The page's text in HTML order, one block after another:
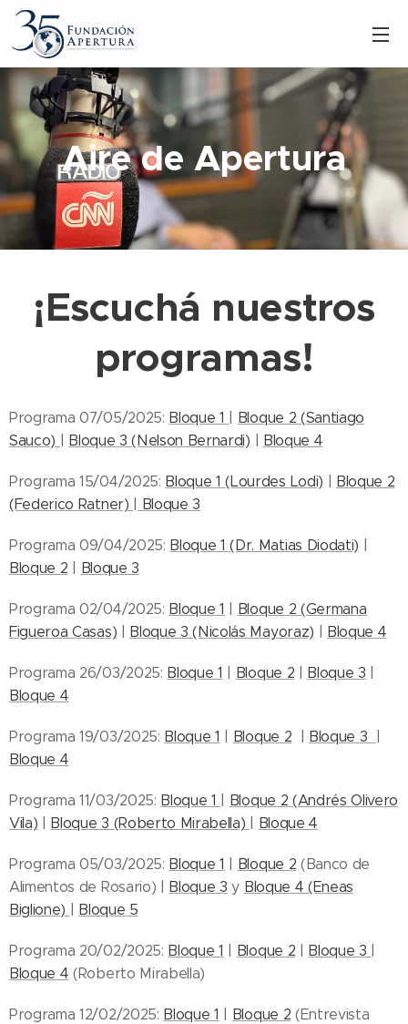
Aire de Apertura
¡Escuchá nuestros
programas!
Programa 07/05/2025: Bloque 1
Bloque 2 (Santiago
Sauco)
Bloque 3 (Nelson Bernardi) Bloque 4
Programa 15/04/2025: Bloque 1 (Lourdes Lodi)
Bloque 2
(Federico Ratner)
Bloque 3
Programa 09/04/2025: Bloque 1 (Dr. Matias Diodati)
Bloque 2
Bloque 3
Programa 02/04/2025: Bloque 1
Bloque 2 (Germana
Figueroa Casas)
Bloque 3 (Nicolás Mayoraz) Bloque 4
Programa 26/03/2025: Bloque 1 Bloque 2 Bloque 3
Bloque 4
Programa 19/03/2025: Bloque 1 Bloque 2 Bloque 3
Bloque 4
Programa 11/03/2025: Bloque 1
Bloque 2 (Andrés Olivero
Vila)
Bloque 3 (Roberto Mirabella) Bloque 4
Programa 05/03/2025: Bloque 1 Bloque 2 (Banco de
Alimentos de Rosario) | Bloque 3 y Bloque 4 (Eneas
Biglione)
Bloque 5
Programa 20/02/2025: Bloque 1 Bloque 2 Bloque 3
Bloque 4 (Roberto Mirabella)
Programa 12/02/2025: Bloque 1 Bloque 2 (Entrevista